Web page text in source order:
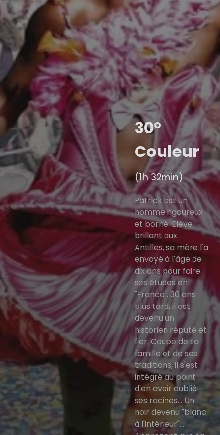
30°
Couleur
(1h 32min)
Patrick est un
homme rigoureux
et borné. Elève
brillant aux
Antilles, sa mère l'a
envoyé à l'âge de
dix ans pour faire
ses études en
"France". 30 ans
plus tard, il est
devenu un
historien réputé et
fier. Coupé de sa
famille et de ses
traditions, il s'est
intégré au point
d'en avoir oublié
ses racines... Un
noir devenu "blanc
à l'intérieur"...